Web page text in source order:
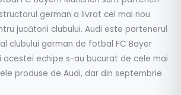
german a livrat cel mai nou
jucătorii clubului. Audi este partenerul
clubului german de fotbal FC Bayer
acestei echipe s-au bucurat de cele mai
produse de Audi, dar din septembrie